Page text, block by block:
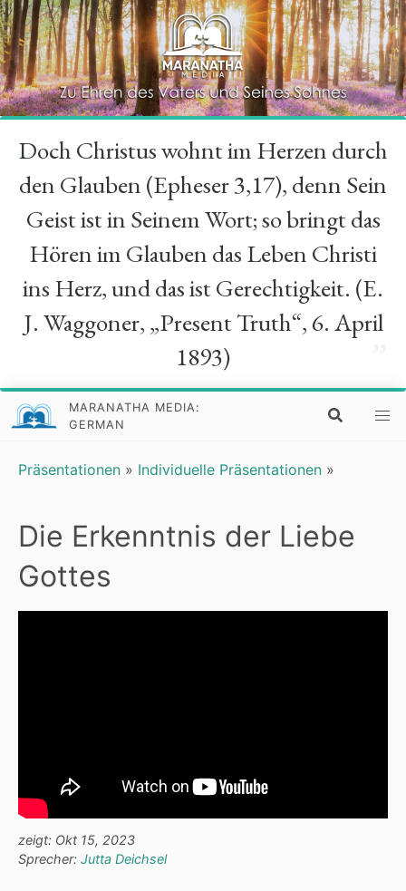
“
Doch Christus wohnt im Herzen durch
den Glauben (Epheser 3,17), denn Sein
Geist ist in Seinem Wort; so bringt das
Hören im Glauben das Leben Christi
ins Herz, und das ist Gerechtigkeit. (E.
J. Waggoner, „Present Truth“, 6. April
1893)
MARANATHA MEDIA:
GERMAN
Präsentationen » Individuelle Präsentationen »
Die Erkenntnis der Liebe
Gottes
zeigt: Okt 15, 2023
Sprecher: Jutta Deichsel